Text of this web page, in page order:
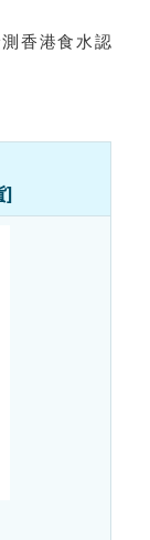
香港食水認
]